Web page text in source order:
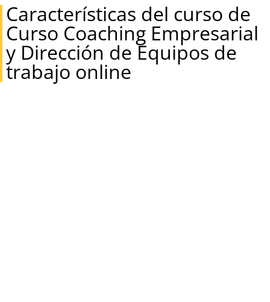
Características del curso de
Curso Coaching Empresarial
y Dirección de Equipos de
trabajo online